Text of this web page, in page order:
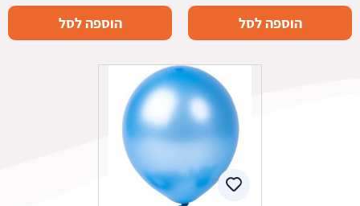
הוספה לסל הוספה לסל